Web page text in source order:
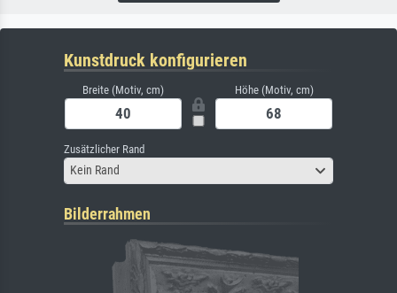
Kunstdruck konfigurieren
Breite (Motiv, cm) Höhe (Motiv, cm)
Zusätzlicher Rand
Kein Rand
Bilderrahmen